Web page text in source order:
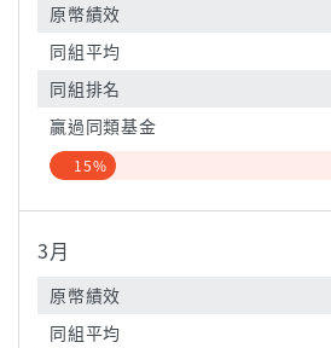
原幣績效
同組平均
同組排名
贏過同類基金
15%
3月
原幣績效
同組平均